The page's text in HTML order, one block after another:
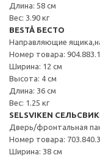
Длина: 58 см
Вес: 3.90 кг
BESTÅ БЕСТО
Направляющие
Номер товара:
Ширина: 12 см
Высота: 4 см
Длина: 36 см
Вес: 1.25 кг
SELSVIKEN
Дверь/фронтальная
Номер товара:
Ширина: 38 см